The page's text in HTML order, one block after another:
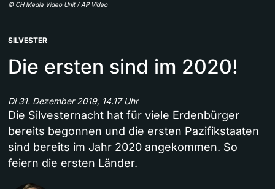
© CH Media Video Unit / AP Video
SILVESTER
Die ersten sind im 2020!
Di 31. Dezember 2019, 14.17 Uhr
Die Silvesternacht hat für viele Erdenbürger
bereits begonnen und die ersten Pazifikstaaten
sind bereits im Jahr 2020 angekommen. So
feiern die ersten Länder.